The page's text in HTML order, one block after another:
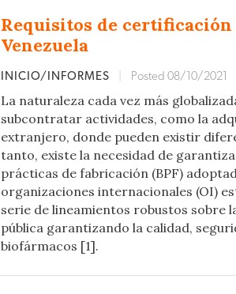
Requisitos de certificación
Venezuela
INICIO/INFORMES Posted 08/10/2021
La naturaleza cada vez más
subcontratar actividades, como la
extranjero, donde pueden existir
tanto, existe la necesidad de
prácticas de fabricación (BPF)
organizaciones internacionales (OI)
serie de lineamientos robustos sobre
pública garantizando la calidad,
biofármacos [1].